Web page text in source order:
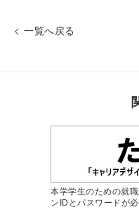
一覧へ戻る
本学学生のための就
ンIDとパスワードが必